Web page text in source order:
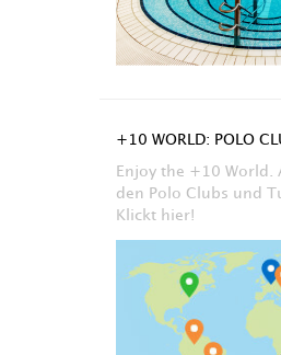
+10 WORLD: POLO
Enjoy the +10
den Polo Clubs und
Klickt hier!